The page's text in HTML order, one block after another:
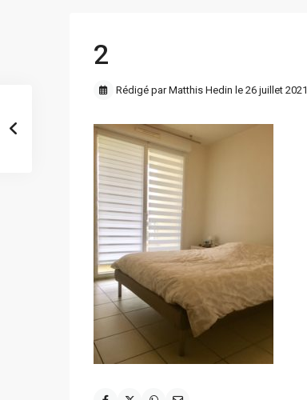
2
Rédigé par Matthis Hedin le 26 juillet 2021